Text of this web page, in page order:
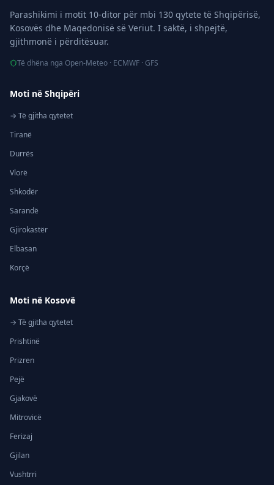
Parashikimi i motit 10-ditor për mbi 130 qytete të Shqipërisë,
Kosovës dhe Maqedonisë së Veriut. I saktë, i shpejtë,
gjithmonë i përditësuar.
Të dhëna nga Open-Meteo · ECMWF · GFS
Moti në Shqipëri
→ Të gjitha qytetet
Tiranë
Durrës
Vlorë
Shkodër
Sarandë
Gjirokastër
Elbasan
Korçë
Moti në Kosovë
→ Të gjitha qytetet
Prishtinë
Prizren
Pejë
Gjakovë
Mitrovicë
Ferizaj
Gjilan
Vushtrri